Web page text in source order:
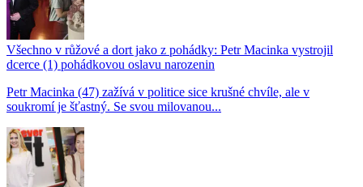
Všechno v růžové a dort jako z pohádky: Petr Macinka vystrojil
dcerce (1) pohádkovou oslavu narozenin
Petr Macinka (47) zažívá v politice sice krušné chvíle, ale v
soukromí je šťastný. Se svou milovanou...